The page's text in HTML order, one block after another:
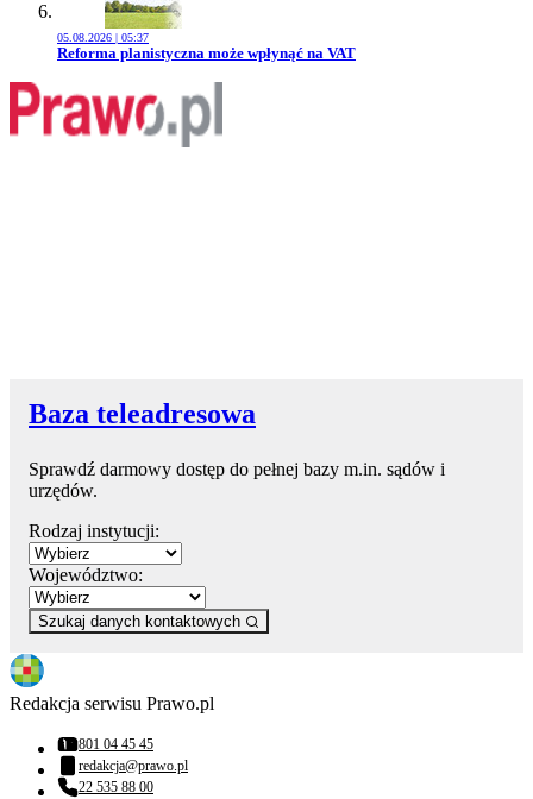
05.08.2026 | 05:37
Przejdź do artykułu:
Reforma planistyczna może wpłynąć na VAT
Baza teleadresowa
Sprawdź darmowy dostęp do pełnej bazy m.in. sądów i
urzędów.
Rodzaj instytucji:
Województwo:
Szukaj danych kontaktowych
Redakcja serwisu Prawo.pl
Numer telefonu:
801 04 45 45
Adres email:
redakcja@prawo.pl
22 535 88 00